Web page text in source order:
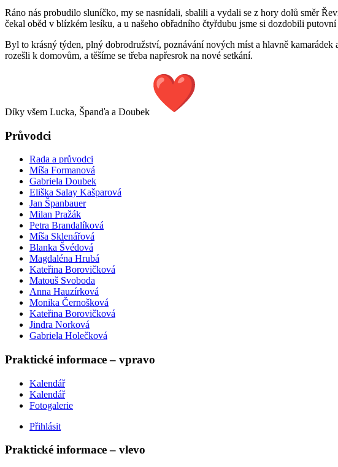
Ráno nás probudilo sluníčko, my se nasnídali, sbalili a vydali se z hory dolů směr
čekal oběd v blízkém lesíku, a u našeho obřadního čtyřdubu jsme si dozdobili
Byl to krásný týden, plný dobrodružství, poznávání nových míst a hlavně kamarádek
rozešli k domovům, a těšíme se třeba napřesrok na nové setkání.
Díky všem Lucka, Španďa a Doubek
Průvodci
Rada a průvodci
Míša Formanová
Gabriela Doubek
Eliška Salay Kašparová
Jan Španbauer
Milan Pražák
Petra Brandalíková
Míša Sklenářová
Blanka Švédová
Magdaléna Hrubá
Kateřina Borovičková
Matouš Svoboda
Anna Hauzírková
Monika Černošková
Kateřina Borovičková
Jindra Norková
Gabriela Holečková
Praktické informace – vpravo
Kalendář
Kalendář
Fotogalerie
Přihlásit
Praktické informace – vlevo